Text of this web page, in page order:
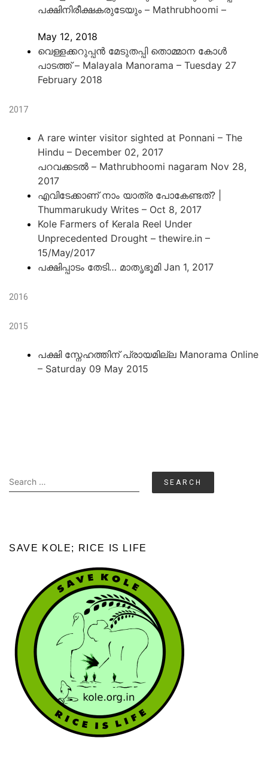
പക്ഷിനിരീക്ഷകരുടേയും – Mathrubhoomi –
May 12, 2018
വെള്ളക്കറുപ്പൻ മേടുതപ്പി തൊമ്മാന കോൾ
പാടത്ത് – Malayala Manorama – Tuesday 27
February 2018
2017
A rare winter visitor sighted at Ponnani – The
Hindu – December 02, 2017
പറവക്കടല്‍ – Mathrubhoomi nagaram Nov 28,
2017
എവിടേക്കാണ് നാം യാത്ര പോകേണ്ടത്? |
Thummarukudy Writes – Oct 8, 2017
Kole Farmers of Kerala Reel Under
Unprecedented Drought – thewire.in –
15/May/2017
പക്ഷിപ്പാടം തേടി… മാതൃഭൂമി Jan 1, 2017
2016
2015
പക്ഷി സ്നേഹത്തിന് പ്രായമില്ല Manorama Online
– Saturday 09 May 2015
Search
for:
SAVE KOLE; RICE IS LIFE